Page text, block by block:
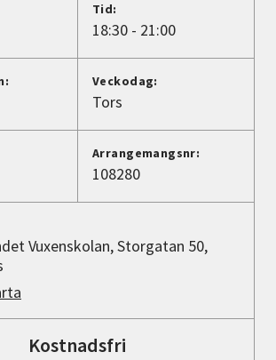
Tid:
18:30 - 21:00
Veckodag:
Tors
Arrangemangsnr:
108280
Vuxenskolan, Storgatan 50,
Kostnadsfri